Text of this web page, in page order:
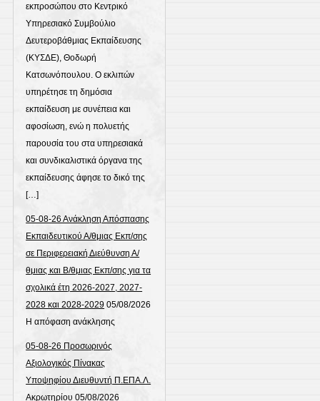
εκπροσώπου στο Κεντρικό
Υπηρεσιακό Συμβούλιο
Δευτεροβάθμιας Εκπαίδευσης
(ΚΥΣΔΕ), Θοδωρή
Κατσωνόπουλου. Ο εκλιπών
υπηρέτησε τη δημόσια
εκπαίδευση με συνέπεια και
αφοσίωση, ενώ η πολυετής
παρουσία του στα υπηρεσιακά
και συνδικαλιστικά όργανα της
εκπαίδευσης άφησε το δικό της
[…]
05-08-26 Ανάκληση Απόσπασης
Εκπαιδευτικού Α/θμιας Εκπ/σης
σε Περιφερειακή Διεύθυνση Α/
θμιας και Β/θμιας Εκπ/σης για τα
σχολικά έτη 2026-2027, 2027-
2028 και 2028-2029 05/08/2026
Η απόφαση ανάκλησης
05-08-26 Προσωρινός
Αξιολογικός Πίνακας
Υποψηφίου Διευθυντή Π.ΕΠΑ.Λ.
Ακρωτηρίου 05/08/2026